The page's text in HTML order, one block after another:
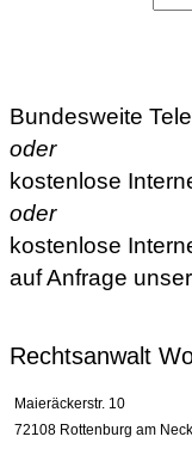
Bundesweite
oder
kostenlose
oder
kostenlose
auf Anfrage
Rechtsanwalt
Maieräckerstr. 10
72108 Rottenburg am